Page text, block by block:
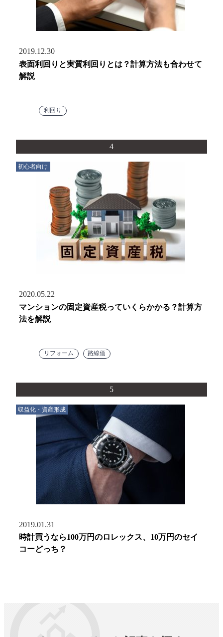
2019.12.30
表面利回りと実質利回りとは？計算方法も合わせて
解説
利回り
4
初心者向け
2020.05.22
マンションの固定資産税っていくらかかる？計算方
法を解説
リフォーム 路線価
5
収益化・資産形成
2019.01.31
時計買うなら100万円のロレックス、10万円のセイ
コーどっち？